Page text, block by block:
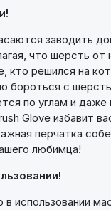
заводить
что шерсть от
кто решился на
бороться с
по углам и
Glove избавит
перчатка
любимца!
в использовании